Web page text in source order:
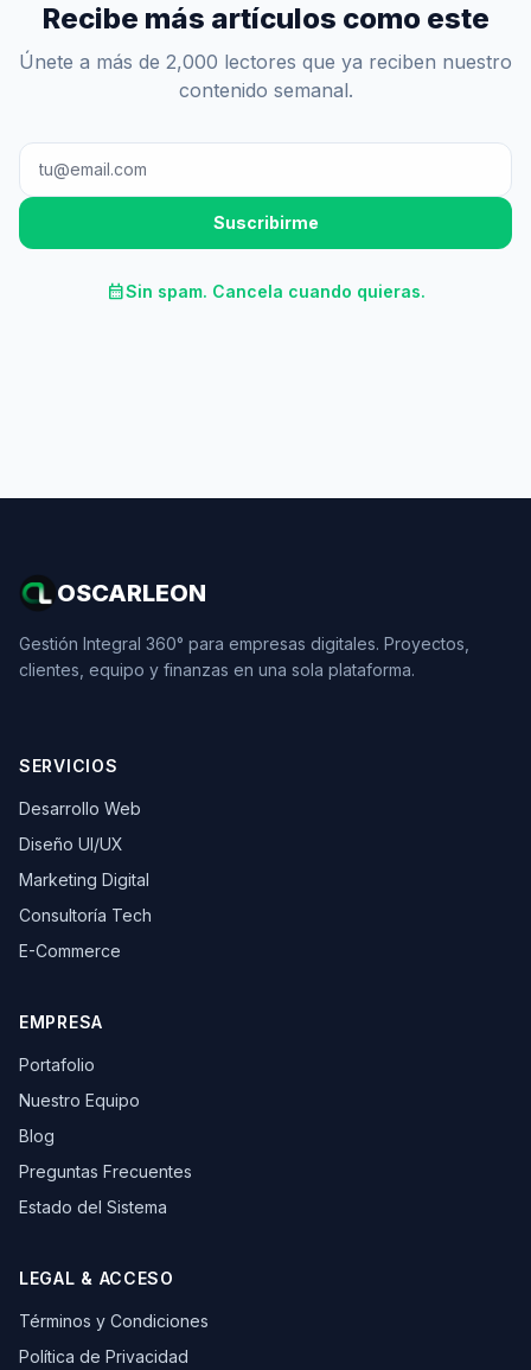
Recibe más artículos como este
Únete a más de 2,000 lectores que ya reciben nuestro
contenido semanal.
Suscribirme
calendar_monthSin spam. Cancela cuando quieras.
OSCARLEON
Gestión Integral 360° para empresas digitales. Proyectos,
clientes, equipo y finanzas en una sola plataforma.
SERVICIOS
Desarrollo Web
Diseño UI/UX
Marketing Digital
Consultoría Tech
E-Commerce
EMPRESA
Portafolio
Nuestro Equipo
Blog
Preguntas Frecuentes
Estado del Sistema
LEGAL & ACCESO
Términos y Condiciones
Política de Privacidad